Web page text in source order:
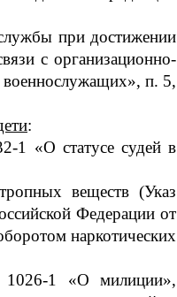
при достижении
с организационно-
п. 5,
:
1 «О статусе судей в
веществ (Указ
Федерации от
наркотических
1 «О милиции»,